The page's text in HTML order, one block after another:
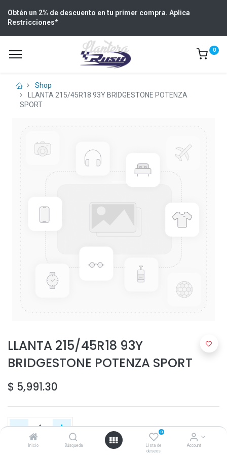
Inicio Búsqueda
0
Lista de
deseos
Account
Obtén un 2% de descuento en tu primer compra. Aplica
Restricciones*
0
Shop
LLANTA 215/45R18 93Y BRIDGESTONE POTENZA
SPORT
LLANTA 215/45R18 93Y
BRIDGESTONE POTENZA SPORT
$ 5,991.30